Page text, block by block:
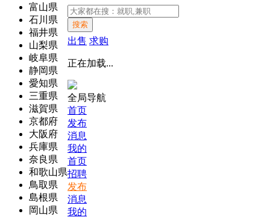
富山県
石川県
福井県
山梨県
岐阜県
静岡県
愛知県
三重県
滋賀県
京都府
大阪府
兵庫県
奈良県
和歌山県
鳥取県
島根県
岡山県
搜索
出售 求购
正在加载...
全局导航
首页
发布
消息
我的
首页
招聘
发布
消息
我的